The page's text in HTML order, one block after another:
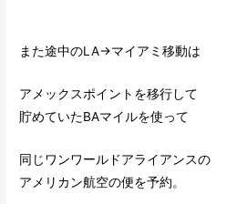
また途中のLA→マイアミ移動は
アメックスポイントを移行して
貯めていたBAマイルを使って
同じワンワールドアライアンスの
アメリカン航空の便を予約。